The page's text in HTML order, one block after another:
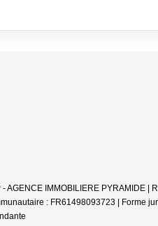
AGENCE IMMOBILIERE PYRAMIDE
: FR61498093723 | Forme